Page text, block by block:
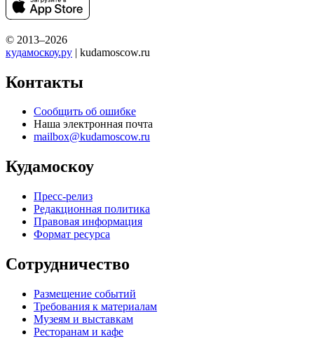
© 2013–2026
кудамоскоу.ру | kudamoscow.ru
Контакты
Сообщить об ошибке
Наша электронная почта
mailbox@kudamoscow.ru
Кудамоскоу
Пресс-релиз
Редакционная политика
Правовая информация
Формат ресурса
Сотрудничество
Размещение событий
Требования к материалам
Музеям и выставкам
Ресторанам и кафе